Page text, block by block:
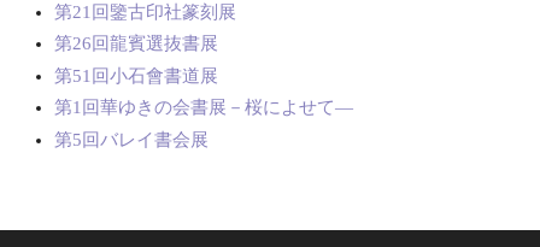
第21回鑒古印社篆刻展
第26回龍賓選抜書展
第51回小石會書道展
第1回華ゆきの会書展－桜によせて―
第5回バレイ書会展